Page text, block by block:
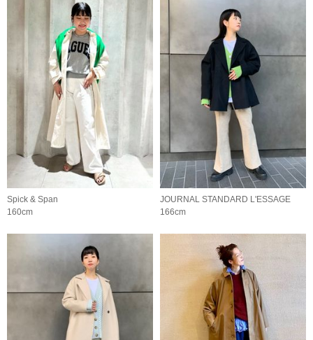
Spick & Span
160cm
JOURNAL STANDARD L'ESSAGE
166cm